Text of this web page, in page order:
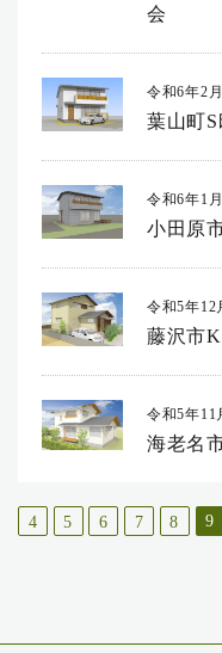
会
令和6年2
葉山町
令和6年1
小田原
令和5年12
藤沢市
令和5年11
海老名
4 5 6 7 8 9